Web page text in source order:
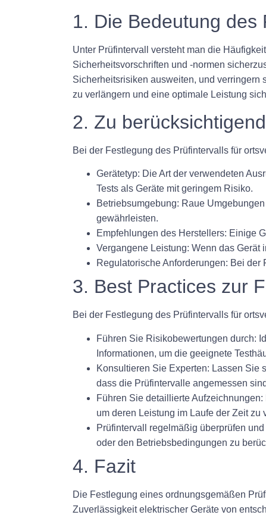
1. Die Bedeutung des
Unter Prüfintervall versteht man die
Sicherheitsvorschriften und -normen
Sicherheitsrisiken ausweiten, und verringern
zu verlängern und eine optimale Leistung
2. Zu
Bei der Festlegung des Prüfintervalls für
Gerätetyp: Die Art der verwendeten
Tests als Geräte mit geringem Risiko.
Betriebsumgebung: Raue
gewährleisten.
Empfehlungen des Herstellers: Einige
Vergangene Leistung: Wenn das Gerät
Regulatorische Anforderungen: Bei der
3. Best Practices zur
Bei der Festlegung des Prüfintervalls für
Führen Sie Risikobewertungen durch:
Informationen, um die geeignete
Konsultieren Sie Experten: Lassen Sie
dass die Prüfintervalle angemessen
Führen Sie detaillierte Aufzeichnungen:
um deren Leistung im Laufe der Zeit zu
Prüfintervall regelmäßig überprüfen
oder den Betriebsbedingungen zu
4. Fazit
Die Festlegung eines ordnungsgemäßen
Zuverlässigkeit elektrischer Geräte von